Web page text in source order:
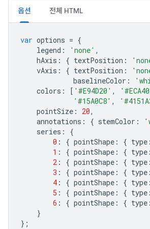
옵션 전체 HTML
var options = {
legend : 'none' ,
hAxis : { textPosition :
vAxis : { textPosition :
baselineColor :
colors : [ '#E94D20' ,
'#15A0C8' ,
pointSize : 20,
annotations : { stemColor :
series :
{
0 : { pointShape : { type :
1 : { pointShape : { type :
2 : { pointShape : { type :
3 : { pointShape : { type :
4 : { pointShape : { type :
5 : { pointShape : { type :
6 : { pointShape : { type :
}
};